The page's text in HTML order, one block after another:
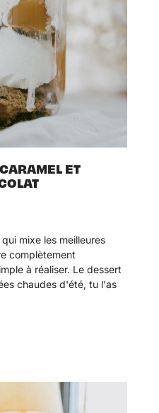
ET
mixe les meilleures
complètement
à réaliser. Le dessert
chaudes d'été, tu l'as